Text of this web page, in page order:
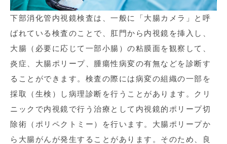
下部消化管内視鏡検査は、一般に「大腸カメラ」と呼
ばれている検査のことで、肛門から内視鏡を挿入し、
大腸（必要に応じて一部小腸）の粘膜面を観察して、
炎症、大腸ポリープ、腫瘍性病変の有無などを診断す
ることができます。検査の際には病変の組織の一部を
採取（生検）し病理診断を行うことがあります。クリ
ニックで内視鏡で行う治療として内視鏡的ポリープ切
除術（ポリペクトミー）を行います。大腸ポリープか
ら大腸がんが発生することがあります。そのため、良